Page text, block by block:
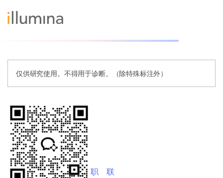
仅供研究使用。不得用于诊断。（除特殊标注外）
职
联